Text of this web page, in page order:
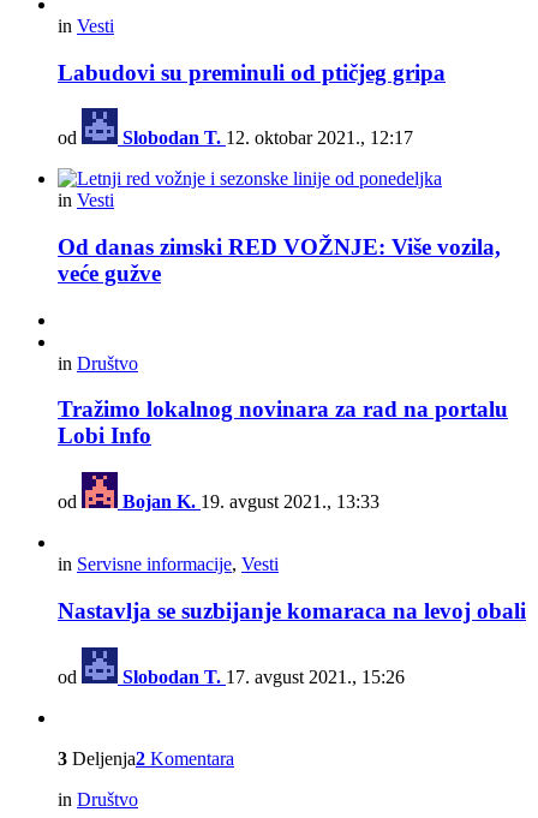
in Vesti
Labudovi su preminuli od ptičjeg gripa
od Slobodan T. 12. oktobar 2021., 12:17
in Vesti
Od danas zimski RED VOŽNJE: Više vozila,
veće gužve
in Društvo
Tražimo lokalnog novinara za rad na portalu
Lobi Info
od Bojan K. 19. avgust 2021., 13:33
in Servisne informacije, Vesti
Nastavlja se suzbijanje komaraca na levoj obali
od Slobodan T. 17. avgust 2021., 15:26
3 Deljenja2 Komentara
in Društvo